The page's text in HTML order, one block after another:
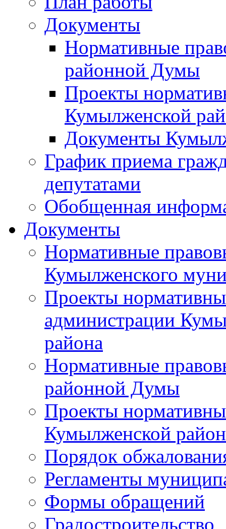
Документы
Нормативные
районной Думы
Проекты
Кумылженской
Документы
График приема
депутатами
Обобщенная
Документы
Нормативные
Кумылженского
Проекты
администрации
района
Нормативные
районной Думы
Проекты
Кумылженской
Порядок
Регламенты
Формы обращений
Градостроительство